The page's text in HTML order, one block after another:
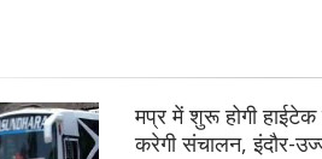
मप्र में शुरू होगी
करेगी संचालन, इंदौर-